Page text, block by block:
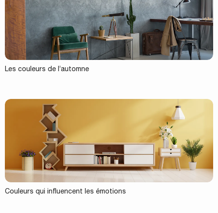
Les couleurs de l’automne
Couleurs qui influencent les émotions